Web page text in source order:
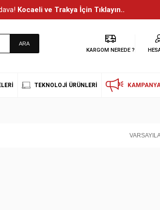
Kocaeli ve Trakya İçin Tıklayın..
KARGOM NEREDE ?
TEKNOLOJI ÜRÜNLERI